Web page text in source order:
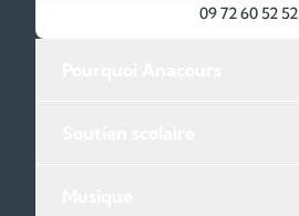
09 72 60 52 52